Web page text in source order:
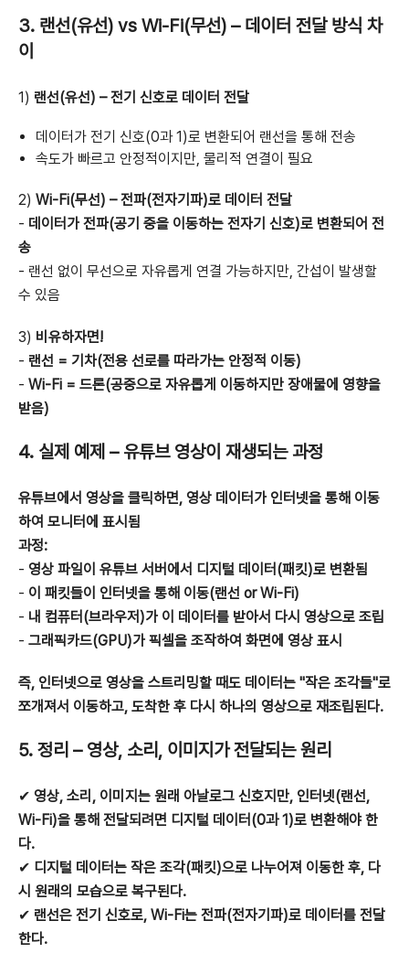
3. 랜선(유선) vs Wi-Fi(무선) – 데이터 전달 방식 차
이
1) 랜선(유선) – 전기 신호로 데이터 전달
데이터가 전기 신호(0과 1)로 변환되어 랜선을 통해 전송
속도가 빠르고 안정적이지만, 물리적 연결이 필요
2) Wi-Fi(무선) – 전파(전자기파)로 데이터 전달
- 데이터가 전파(공기 중을 이동하는 전자기 신호)로 변환되어 전
송
- 랜선 없이 무선으로 자유롭게 연결 가능하지만, 간섭이 발생할
수 있음
3) 비유하자면!
- 랜선 = 기차(전용 선로를 따라가는 안정적 이동)
- Wi-Fi = 드론(공중으로 자유롭게 이동하지만 장애물에 영향을
받음)
4. 실제 예제 – 유튜브 영상이 재생되는 과정
유튜브에서 영상을 클릭하면, 영상 데이터가 인터넷을 통해 이동
하여 모니터에 표시됨
과정:
- 영상 파일이 유튜브 서버에서 디지털 데이터(패킷)로 변환됨
- 이 패킷들이 인터넷을 통해 이동(랜선 or Wi-Fi)
- 내 컴퓨터(브라우저)가 이 데이터를 받아서 다시 영상으로 조립
- 그래픽카드(GPU)가 픽셀을 조작하여 화면에 영상 표시
즉, 인터넷으로 영상을 스트리밍할 때도 데이터는 "작은 조각들"로
쪼개져서 이동하고, 도착한 후 다시 하나의 영상으로 재조립된다.
5. 정리 – 영상, 소리, 이미지가 전달되는 원리
✔ 영상, 소리, 이미지는 원래 아날로그 신호지만, 인터넷(랜선,
Wi-Fi)을 통해 전달되려면 디지털 데이터(0과 1)로 변환해야 한
다.
✔ 디지털 데이터는 작은 조각(패킷)으로 나누어져 이동한 후, 다
시 원래의 모습으로 복구된다.
✔ 랜선은 전기 신호로, Wi-Fi는 전파(전자기파)로 데이터를 전달
한다.